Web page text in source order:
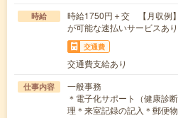
時給
時給1750円＋交 【月収例
が可能な速払いサービスあり
交通費
交通費支給あり
仕事内容
一般事務
＊電子化サポート（健康診
理＊来室記録の記入＊郵便